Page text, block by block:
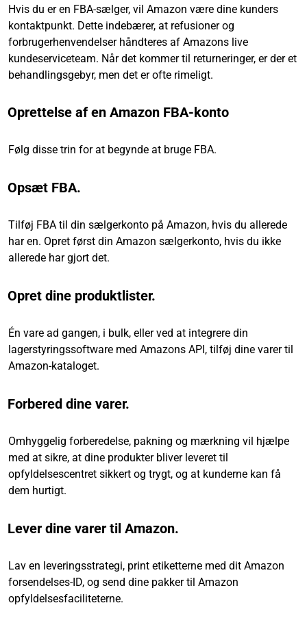
Hvis du er en FBA-sælger, vil Amazon være dine kunders
kontaktpunkt. Dette indebærer, at refusioner og
forbrugerhenvendelser håndteres af Amazons live
kundeserviceteam. Når det kommer til returneringer, er der et
behandlingsgebyr, men det er ofte rimeligt.
Oprettelse af en Amazon FBA-konto
Følg disse trin for at begynde at bruge FBA.
Opsæt FBA.
Tilføj FBA til din sælgerkonto på Amazon, hvis du allerede
har en. Opret først din Amazon sælgerkonto, hvis du ikke
allerede har gjort det.
Opret dine produktlister.
Én vare ad gangen, i bulk, eller ved at integrere din
lagerstyringssoftware med Amazons API, tilføj dine varer til
Amazon-kataloget.
Forbered dine varer.
Omhyggelig forberedelse, pakning og mærkning vil hjælpe
med at sikre, at dine produkter bliver leveret til
opfyldelsescentret sikkert og trygt, og at kunderne kan få
dem hurtigt.
Lever dine varer til Amazon.
Lav en leveringsstrategi, print etiketterne med dit Amazon
forsendelses-ID, og send dine pakker til Amazon
opfyldelsesfaciliteterne.